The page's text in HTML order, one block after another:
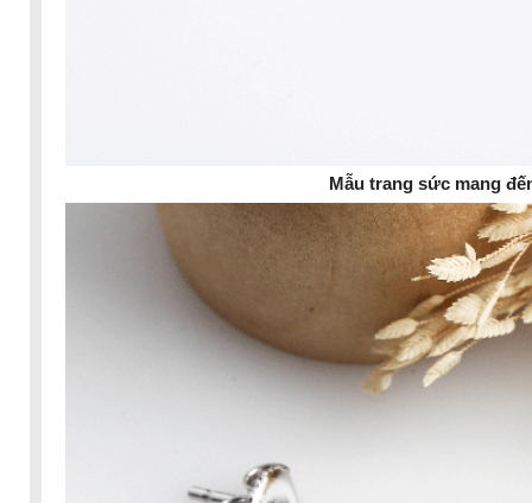
Mẫu trang sức mang